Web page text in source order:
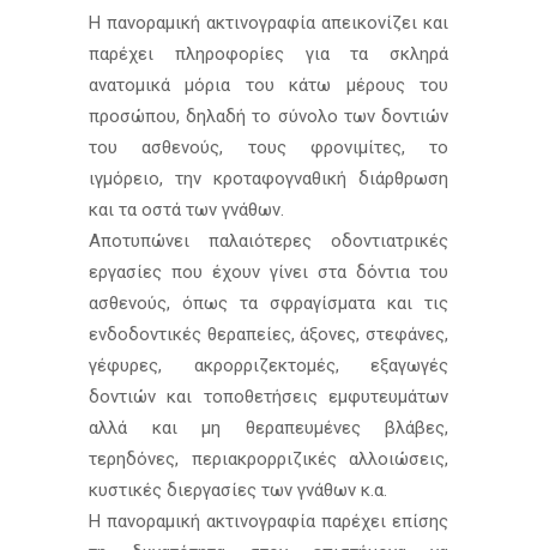
Η πανοραμική ακτινογραφία απεικονίζει και
παρέχει πληροφορίες για τα σκληρά
ανατομικά μόρια του κάτω μέρους του
προσώπου, δηλαδή το σύνολο των δοντιών
του ασθενούς, τους φρονιμίτες, το
ιγμόρειο, την κροταφογναθική διάρθρωση
και τα οστά των γνάθων.
Αποτυπώνει παλαιότερες οδοντιατρικές
εργασίες που έχουν γίνει στα δόντια του
ασθενούς, όπως τα σφραγίσματα και τις
ενδοδοντικές θεραπείες, άξονες, στεφάνες,
γέφυρες, ακρορριζεκτομές, εξαγωγές
δοντιών και τοποθετήσεις εμφυτευμάτων
αλλά και μη θεραπευμένες βλάβες,
τερηδόνες, περιακρορριζικές αλλοιώσεις,
κυστικές διεργασίες των γνάθων κ.α.
Η πανοραμική ακτινογραφία παρέχει επίσης